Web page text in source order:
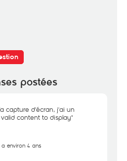
postées
capture d'écran, j'ai un
content to display"
a environ 4 ans